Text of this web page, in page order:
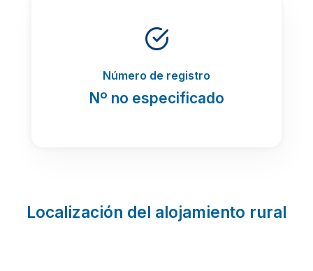
Número de registro
Nº no especificado
Localización del alojamiento rural